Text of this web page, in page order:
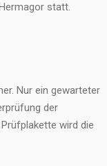
statt.
Nur ein gewarteter
der
wird die